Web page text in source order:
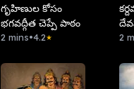
గృహిణుల కోసం
భగవద్గీత చెప్పే పాఠం
2 mins•4.2★ 2